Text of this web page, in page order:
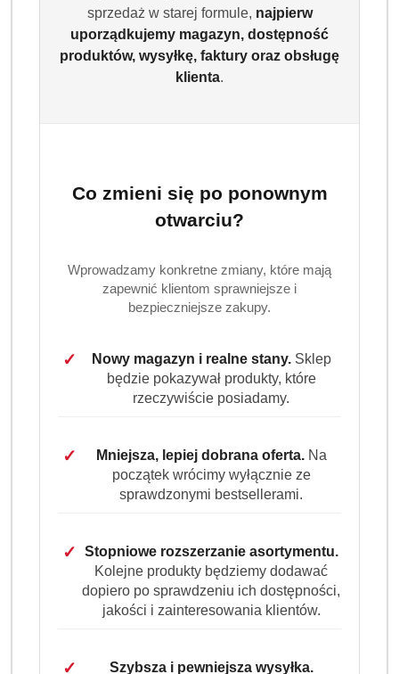
Finish All In One Regular Power Gel żel
do zmywarki zestaw 3 x 1 l (150 myć)
Finish All In One Regular Power Gel to skuteczny żel do
Szybko się rozpuszcza, usuwa zabrudzenia i zapewnia
sprzedaż w starej formule, najpierw
uporządkujemy magazyn, dostępność
produktów, wysyłkę, faktury oraz obsługę
klienta.
Co zmieni się po ponownym
otwarciu?
Wprowadzamy konkretne zmiany, które mają
zapewnić klientom sprawniejsze i
bezpieczniejsze zakupy.
✓ Nowy magazyn i realne stany.Sklep
będzie pokazywał produkty, które
rzeczywiście posiadamy.
✓ Mniejsza, lepiej dobrana oferta.Na
początek wrócimy wyłącznie ze
sprawdzonymi bestsellerami.
✓
Stopniowe rozszerzanie asortymentu.
Kolejne produkty będziemy dodawać
dopiero po sprawdzeniu ich dostępności,
jakości i zainteresowania klientów.
✓ Szybsza i pewniejsza wysyłka.